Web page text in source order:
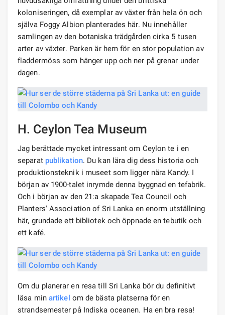
koloniseringen, då exemplar av växter från hela ön och
själva Foggy Albion planterades här. Nu innehåller
samlingen av den botaniska trädgården cirka 5 tusen
arter av växter. Parken är hem för en stor population av
fladdermöss som hänger upp och ner på grenar under
dagen.
H. Ceylon Tea Museum
Jag berättade mycket intressant om Ceylon te i en
separat publikation. Du kan lära dig dess historia och
produktionsteknik i museet som ligger nära Kandy. I
början av 1900-talet inrymde denna byggnad en tefabrik.
Och i början av den 21:a skapade Tea Council och
Planters' Association of Sri Lanka en enorm utställning
här, grundade ett bibliotek och öppnade en tebutik och
ett kafé.
Om du planerar en resa till Sri Lanka bör du definitivt
läsa min artikel om de bästa platserna för en
strandsemester på Indiska oceanen. Ha en bra resa!